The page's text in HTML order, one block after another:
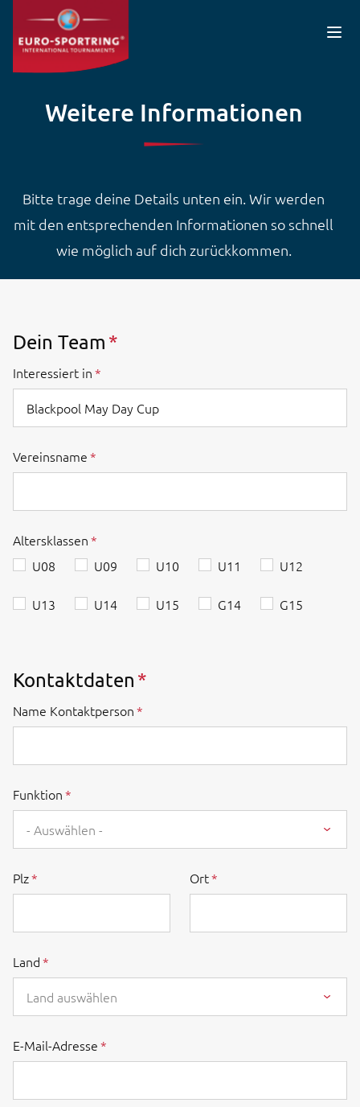
Direkt zum Inhalt
Weitere Informationen
Bitte trage deine Details unten ein. Wir werden
mit den entsprechenden Informationen so schnell
wie möglich auf dich zurückkommen.
Dein Team
Interessiert in
Vereinsname
Altersklassen
U08
U09 U10 U11 U12
U13 U14 U15 G14 G15
Kontaktdaten
Name Kontaktperson
Funktion
- Auswählen -
Plz Ort
Land
Land auswählen
E-Mail-Adresse